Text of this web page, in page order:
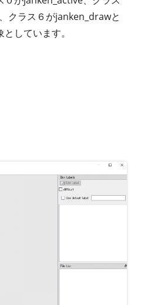
クラス６がjanken_drawと
しています。